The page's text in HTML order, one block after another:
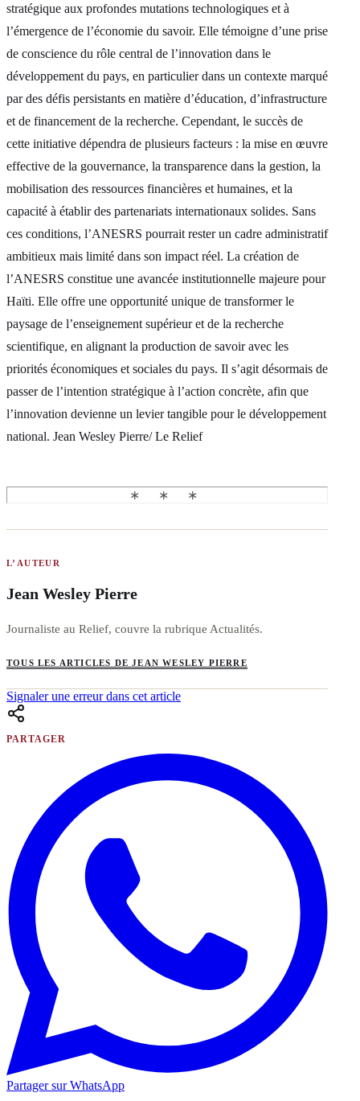
stratégique aux profondes mutations technologiques et à
l’émergence de l’économie du savoir. Elle témoigne d’une prise
de conscience du rôle central de l’innovation dans le
développement du pays, en particulier dans un contexte marqué
par des défis persistants en matière d’éducation, d’infrastructure
et de financement de la recherche. Cependant, le succès de
cette initiative dépendra de plusieurs facteurs : la mise en œuvre
effective de la gouvernance, la transparence dans la gestion, la
mobilisation des ressources financières et humaines, et la
capacité à établir des partenariats internationaux solides. Sans
ces conditions, l’ANESRS pourrait rester un cadre administratif
ambitieux mais limité dans son impact réel. La création de
l’ANESRS constitue une avancée institutionnelle majeure pour
Haïti. Elle offre une opportunité unique de transformer le
paysage de l’enseignement supérieur et de la recherche
scientifique, en alignant la production de savoir avec les
priorités économiques et sociales du pays. Il s’agit désormais de
passer de l’intention stratégique à l’action concrète, afin que
l’innovation devienne un levier tangible pour le développement
national. Jean Wesley Pierre/ Le Relief
L’AUTEUR
Jean Wesley Pierre
Journaliste au Relief, couvre la rubrique Actualités.
TOUS LES ARTICLES DE JEAN WESLEY PIERRE
Signaler une erreur dans cet article
PARTAGER
Partager sur WhatsApp